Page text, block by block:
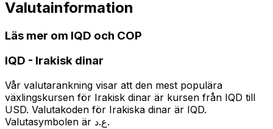
Valutainformation
Läs mer om IQD och COP
IQD - Irakisk dinar
Vår valutarankning visar att den mest populära
växlingskursen för Irakisk dinar är kursen från IQD till
USD. Valutakoden för Irakiska dinar är IQD.
Valutasymbolen är ع.د.